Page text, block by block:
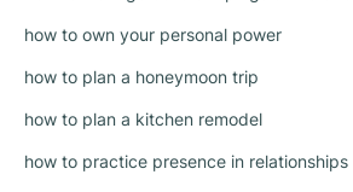
how to own your personal power
how to plan a honeymoon trip
how to plan a kitchen remodel
how to practice presence in relationships